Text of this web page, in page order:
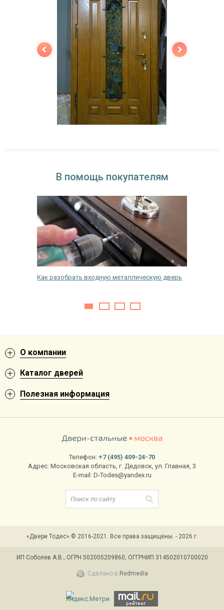
выбор)
180°
В помощь покупателям
Как разобрать входную металлическую дверь
О компании
Каталог дверей
Полезная информация
Телефон: +7 (495) 409-24-70
Адрес: Московская область, г. Дедовск, ул. Главная, 3
E-mail: D-Todes@yandex.ru
«Двери Тодес» © 2016-2021. Все права защищены. - 2026 г.
ИП Соболев А.В., ОГРН 502005209860, ОГГРНИП 314502010700020
Сделано в Redmedia